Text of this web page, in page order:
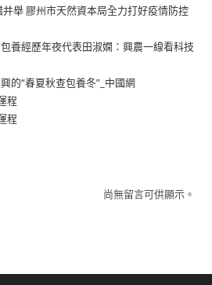
舉 膠州市天然資本局全力打好疫情防控
養經歷年夜代表田淑嫻：興農一線看科技
的“春夏秋查包養冬”_中國網
程
程
尚無留言可供顯示。